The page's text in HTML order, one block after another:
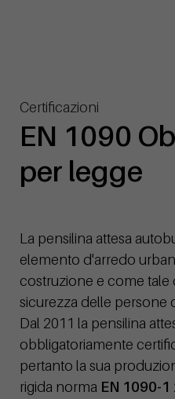
Certificazioni
EN 1090
per legge
La pensilina attesa
elemento d'arredo
costruzione e come tale
sicurezza delle persone
Dal 2011 la pensilina
obbligatoriamente
pertanto la sua
rigida norma EN 1090-